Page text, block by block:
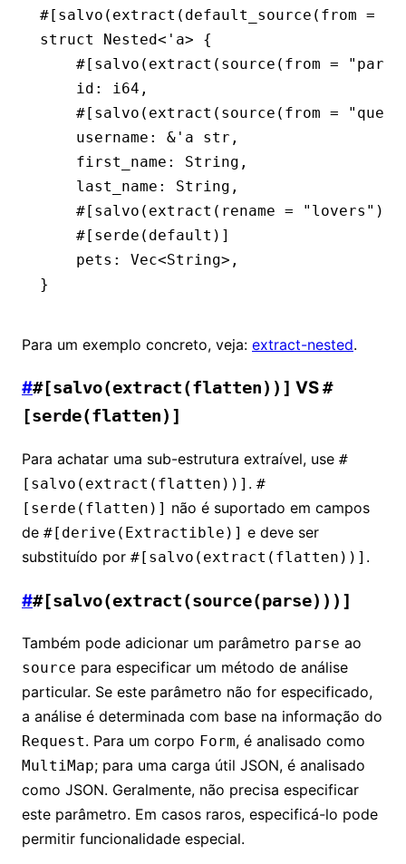
#[salvo(extract(default_source(from =
struct
Nested<' a> {
    #[salvo(extract(source(from
=
    id
: i64 ,
    #[salvo(extract(source(from
=
    username
: & ' a str ,
    first_name
: String ,
    last_name
: String ,
    #[salvo(extract(rename
= "lovers" ))]
    #[serde(default)]
    pets
: Vec<String>,
}
Para um exemplo concreto, veja: extract-nested.
##[salvo(extract(flatten))] VS#
[serde(flatten)]
Para achatar uma sub-estrutura extraível, use #
[salvo(extract(flatten))] . #
[serde(flatten)] não é suportado em campos
de #[derive(Extractible)] e deve ser
substituído por #[salvo(extract(flatten))] .
##[salvo(extract(source(parse)))]
Também pode adicionar um parâmetro parse ao
source para especificar um método de análise
particular. Se este parâmetro não for especificado,
a análise é determinada com base na informação do
Request. Para um corpo Form, é analisado como
MultiMap; para uma carga útil JSON, é analisado
como JSON. Geralmente, não precisa especificar
este parâmetro. Em casos raros, especificá-lo pode
permitir funcionalidade especial.